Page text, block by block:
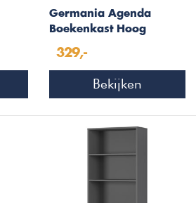
Germania Agenda
Boekenkast Hoog
329,-
Bekijken